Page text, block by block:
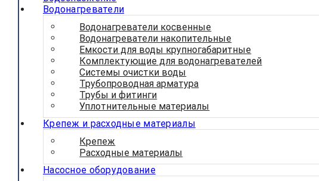
Водонагреватели
Водонагреватели косвенные
Водонагреватели накопительные
Емкости для воды крупногабаритные
Комплектующие для водонагревателей
Системы очистки воды
Трубопроводная арматура
Трубы и фитинги
Уплотнительные материалы
Крепеж и расходные материалы
Крепеж
Расходные материалы
Насосное оборудование